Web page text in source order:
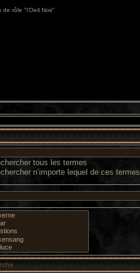
rôle "l'Oeil Noir"
tous les termes
n’importe lequel de ces termes